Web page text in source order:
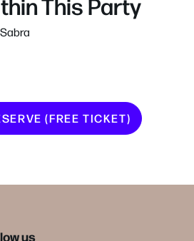
(FREE TICKET)
us